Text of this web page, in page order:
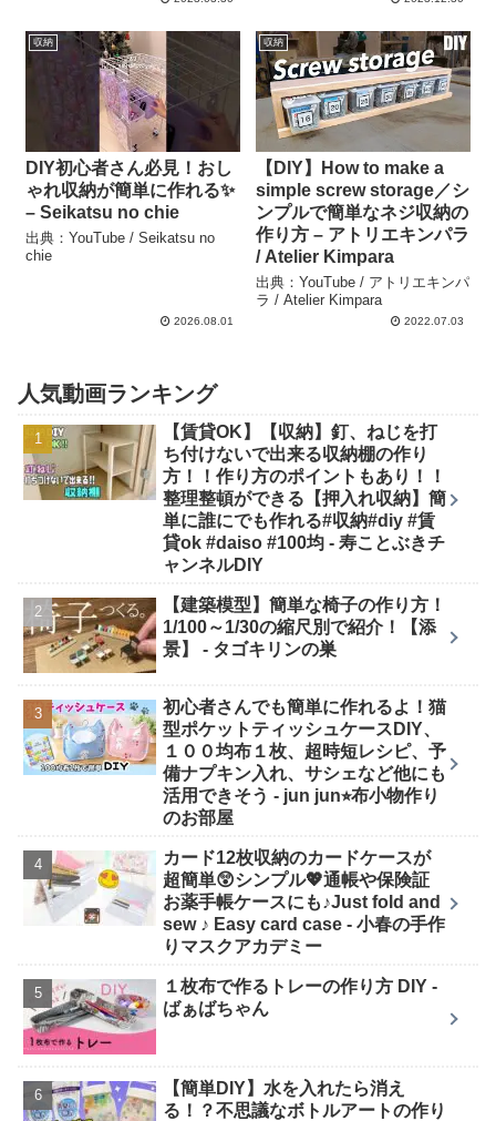
収納
DIY初心者さん必見！おし
ゃれ収納が簡単に作れる✨
– Seikatsu no chie
出典：YouTube / Seikatsu no
chie
2026.08.01
収納
【DIY】How to make a
simple screw storage／シ
ンプルで簡単なネジ収納の
作り方 – アトリエキンパラ
/ Atelier Kimpara
出典：YouTube / アトリエキンパ
ラ / Atelier Kimpara
2022.07.03
人気動画ランキング
【賃貸OK】【収納】釘、ねじを打
ち付けないで出来る収納棚の作り
方！！作り方のポイントもあり！！
整理整頓ができる【押入れ収納】簡
単に誰にでも作れる#収納#diy #賃
貸ok #daiso #100均 - 寿ことぶきチ
ャンネルDIY
【建築模型】簡単な椅子の作り方！
1/100～1/30の縮尺別で紹介！【添
景】 - タゴキリンの巣
初心者さんでも簡単に作れるよ！猫
型ポケットティッシュケースDIY、
１００均布１枚、超時短レシピ、予
備ナプキン入れ、サシェなど他にも
活用できそう - jun jun⭐︎布小物作り
のお部屋
カード12枚収納のカードケースが
超簡単😲シンプル💖通帳や保険証
お薬手帳ケースにも♪Just fold and
sew ♪ Easy card case - 小春の手作
りマスクアカデミー
１枚布で作るトレーの作り方 DIY -
ばぁばちゃん
【簡単DIY】水を入れたら消え
る！？不思議なボトルアートの作り